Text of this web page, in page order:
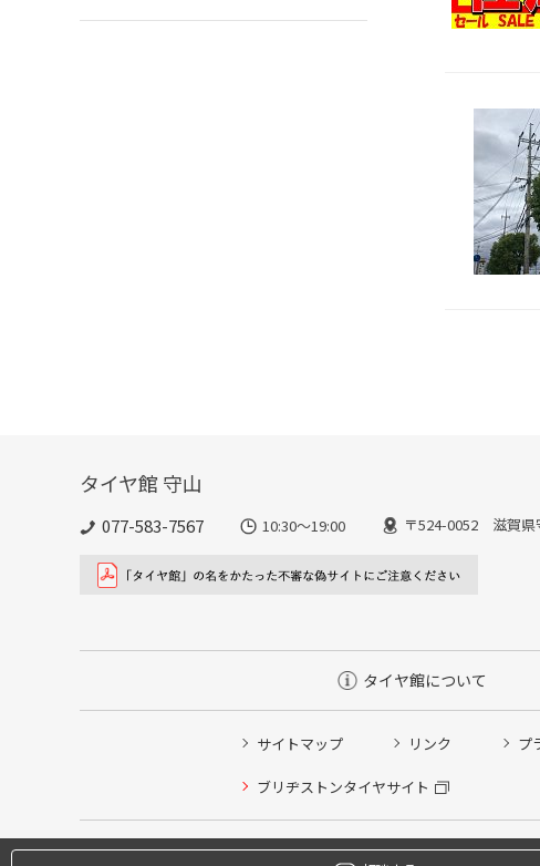
タイヤ館 守山
077-583-7567 10:30～19:00 〒524-0052 滋賀県
タイヤ館について
サイトマップ リンク プ
ブリヂストンタイヤサイト
タイヤ点検・安全点検/タイヤ履き替え/オイル交換/その他ピッ
クローク契約会員専用タイヤ履き替え※タイヤ履き替えを希望
本日のタイヤ履き替え順番待ち予約 ※クローク契約会員の方は